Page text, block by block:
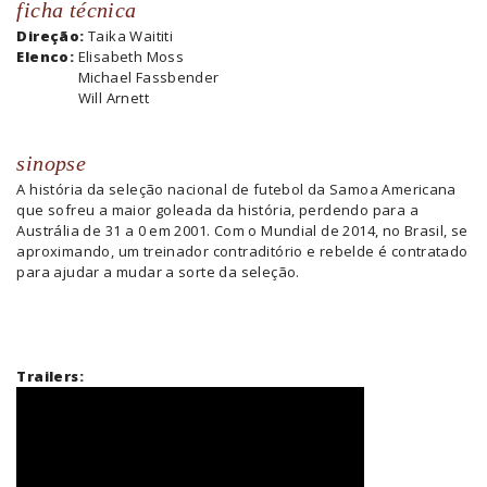
ficha técnica
Direção: Taika Waititi
Elenco: Elisabeth Moss
Michael Fassbender
Will Arnett
sinopse
A história da seleção nacional de futebol da Samoa Americana
que sofreu a maior goleada da história, perdendo para a
Austrália de 31 a 0 em 2001. Com o Mundial de 2014, no Brasil, se
aproximando, um treinador contraditório e rebelde é contratado
para ajudar a mudar a sorte da seleção.
Trailers: